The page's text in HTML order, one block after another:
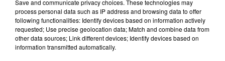
7 août 2026
Madonna sort enfin le remix de « Love
Sensation » avec Kylie Minogue
Save and communicate privacy choices. These technologies may
process personal data such as IP address and browsing data to offer
following functionalities: Identify devices based on information actively
requested; Use precise geolocation data; Match and combine data from
other data sources; Link different devices; Identify devices based on
information transmitted automatically.